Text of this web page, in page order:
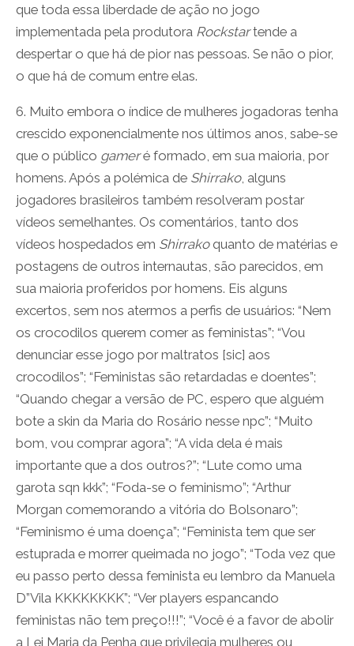
que toda essa liberdade de ação no jogo
implementada pela produtora Rockstartende a
despertar o que há de pior nas pessoas. Se não o pior,
o que há de comum entre elas.
6. Muito embora o índice de mulheres jogadoras tenha
crescido exponencialmente nos últimos anos, sabe-se
que o público gameré formado, em sua maioria, por
homens. Após a polémica de Shirrako, alguns
jogadores brasileiros também resolveram postar
vídeos semelhantes. Os comentários, tanto dos
vídeos hospedados em Shirrakoquanto de matérias e
postagens de outros internautas, são parecidos, em
sua maioria proferidos por homens. Eis alguns
excertos, sem nos atermos a perfis de usuários: “Nem
os crocodilos querem comer as feministas”; “Vou
denunciar esse jogo por maltratos [sic] aos
crocodilos”; “Feministas são retardadas e doentes”;
“Quando chegar a versão de PC, espero que alguém
bote a skin da Maria do Rosário nesse npc”; “Muito
bom, vou comprar agora”; “A vida dela é mais
importante que a dos outros?”; “Lute como uma
garota sqn kkk”; “Foda-se o feminismo”; “Arthur
Morgan comemorando a vitória do Bolsonaro”;
“Feminismo é uma doença”; “Feminista tem que ser
estuprada e morrer queimada no jogo”; “Toda vez que
eu passo perto dessa feminista eu lembro da Manuela
D”Vila KKKKKKKK”; “Ver players espancando
feministas não tem preço!!!”; “Você é a favor de abolir
a Lei Maria da Penha que privilegia mulheres ou